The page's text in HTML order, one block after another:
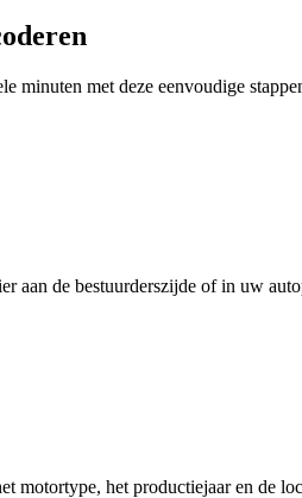
minuten met deze eenvoudige
aan de bestuurderszijde of in uw
motortype, het productiejaar en de